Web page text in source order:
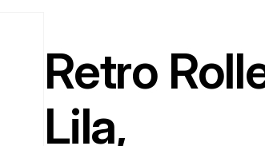
Retro
Lila,